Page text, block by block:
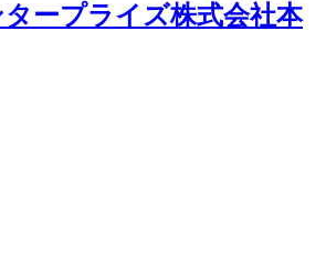
ープライズ株式会社本